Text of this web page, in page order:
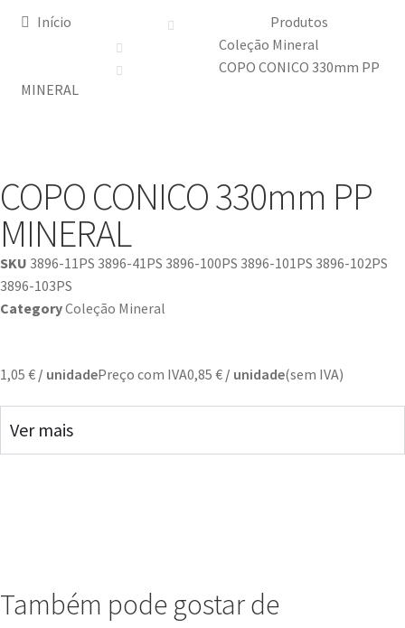
Início
Produtos
Coleção Mineral
COPO CONICO 330mm PP
MINERAL
COPO CONICO 330mm PP
MINERAL
SKU 3896-11PS 3896-41PS 3896-100PS 3896-101PS 3896-102PS
3896-103PS
CategoryColeção Mineral
1,05 € / unidadePreço com IVA0,85 € / unidade(sem IVA)
Ver mais
Também pode gostar de